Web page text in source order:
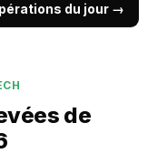
du jour →
de